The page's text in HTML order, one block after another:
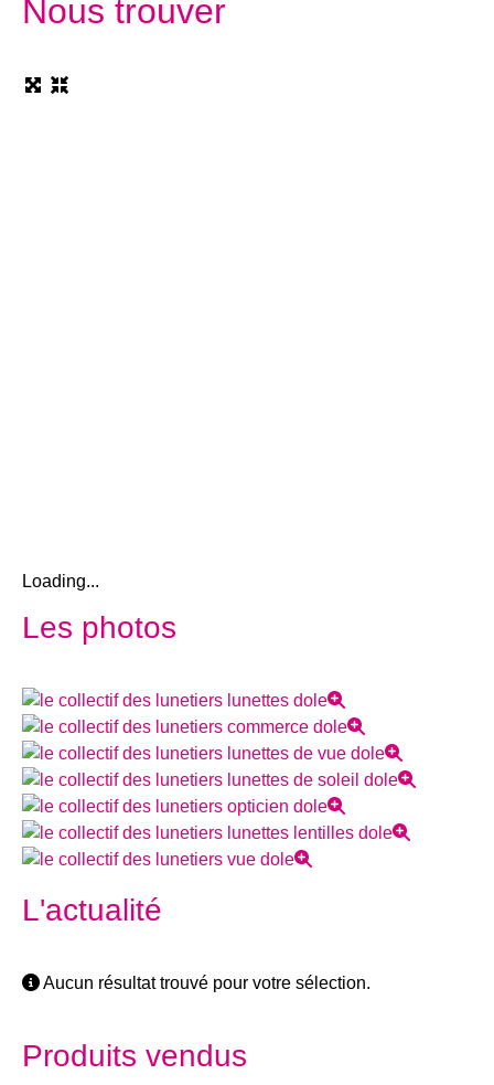
Nous trouver
Loading...
Les photos
L'actualité
Aucun résultat trouvé pour votre sélection.
Produits vendus